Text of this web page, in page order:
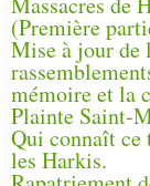
(Première
Mise à jour de
mémoire et la
Plainte Saint-
Qui connaît ce
les Harkis.